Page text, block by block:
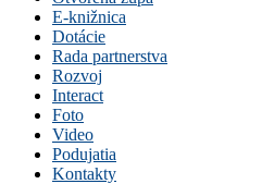
E-knižnica
Dotácie
Rada partnerstva
Rozvoj
Interact
Foto
Video
Podujatia
Kontakty